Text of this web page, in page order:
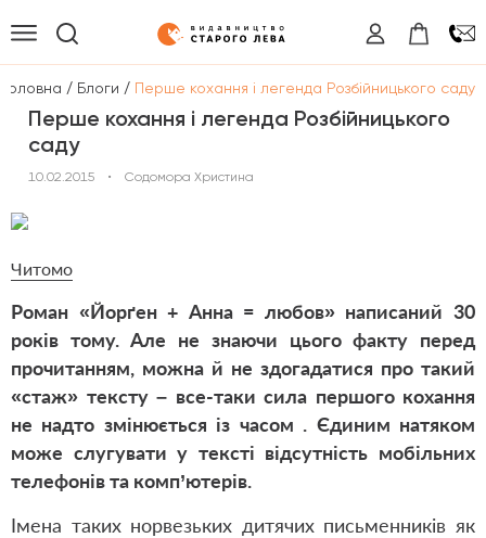
Головна / Блоги / Перше кохання і легенда Розбійницького саду
Перше кохання і легенда Розбійницького
саду
10.02.2015 • Содомора Христина
Читомо
Роман «Йорґен + Анна = любов» написаний 30
років тому. Але не знаючи цього факту перед
прочитанням, можна й не здогадатися про такий
«стаж» тексту – все-таки сила першого кохання
не надто змінюється із часом . Єдиним натяком
може слугувати у тексті відсутність мобільних
телефонів та комп’ютерів.
Імена таких норвезьких дитячих письменників як